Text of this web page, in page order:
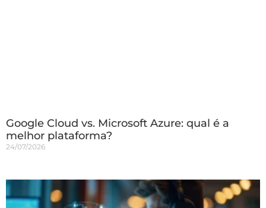
Google Cloud vs. Microsoft Azure: qual é a
melhor plataforma?
24/07/2026